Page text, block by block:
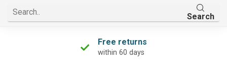
Search
Free returns
within 60 days